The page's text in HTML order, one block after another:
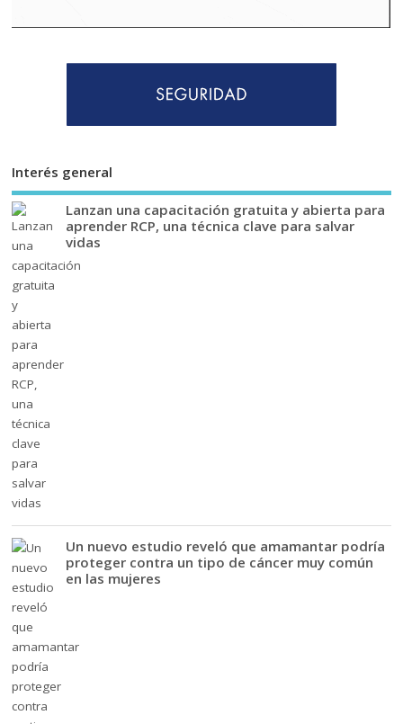
Interés general
Lanzan una capacitación gratuita y abierta para
aprender RCP, una técnica clave para salvar
vidas
Un nuevo estudio reveló que amamantar podría
proteger contra un tipo de cáncer muy común
en las mujeres